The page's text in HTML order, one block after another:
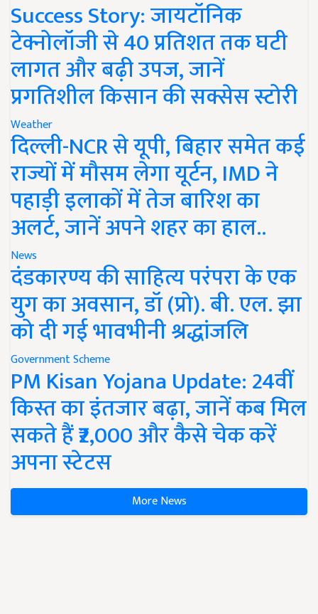
Success Story: जायटॉनिक
टेक्नोलॉजी से 40 प्रतिशत तक घटी
लागत और बढ़ी उपज, जानें
प्रगतिशील किसान की सक्सेस स्टोरी
Weather
दिल्ली-NCR से यूपी, बिहार समेत कई
राज्यों में मौसम लेगा यूर्टन, IMD ने
पहाड़ी इलाकों में तेज बारिश का
अलर्ट, जानें अपने शहर का हाल..
News
दंडकारण्य की साहित्य परंपरा के एक
युग का अवसान, डॉ (प्रो). बी. एल. झा
को दी गई भावभीनी श्रद्धांजलि
Government Scheme
PM Kisan Yojana Update: 24वीं
किस्त का इंतजार बढ़ा, जानें कब मिल
सकते हैं ₹2,000 और कैसे चेक करें
अपना स्टेटस
More News